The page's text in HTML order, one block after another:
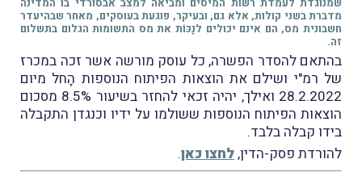
מדברת בשני קולות, אלא גם, ובעיקר, פוגעת בעוסקים, מאחר שבהיעדר
חשבונית מס, הם אינם יכולים לנַכּוֹת את מס התשומות הגלום בתשלום
זה.
בהתאם להסדר הפשרה, כל עוסק מורשה אשר זכה במכרז
של רמ"י ושילם את הוצאות הפיתוח הנוספות הָחל מיום
28.2.2022 ואילך, יהיה זכאי להחזר בשיעור 8.5% מסכום
הוצאות הפיתוח הנוספות ששולמו על ידיו וכנגדן התקבלה
בידו קבלה בלבד.
להורדת פסק-הדין,לחצו כאן.